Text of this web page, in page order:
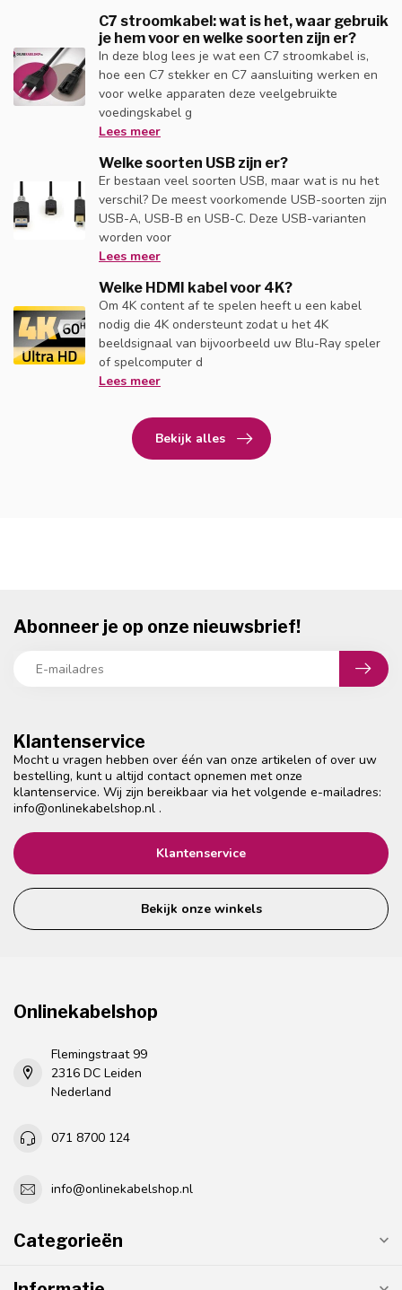
C7 stroomkabel: wat is het, waar gebruik
je hem voor en welke soorten zijn er?
In deze blog lees je wat een C7 stroomkabel is,
hoe een C7 stekker en C7 aansluiting werken en
voor welke apparaten deze veelgebruikte
voedingskabel g
Lees meer
Welke soorten USB zijn er?
Er bestaan veel soorten USB, maar wat is nu het
verschil? De meest voorkomende USB-soorten zijn
USB-A, USB-B en USB-C. Deze USB-varianten
worden voor
Lees meer
Welke HDMI kabel voor 4K?
Om 4K content af te spelen heeft u een kabel
nodig die 4K ondersteunt zodat u het 4K
beeldsignaal van bijvoorbeeld uw Blu-Ray speler
of spelcomputer d
Lees meer
Bekijk alles
Klantenservice
Mocht u vragen hebben over één van onze artikelen of over uw
bestelling, kunt u altijd contact opnemen met onze
klantenservice. Wij zijn bereikbaar via het volgende e-mailadres:
info@onlinekabelshop.nl .
Klantenservice
Bekijk onze winkels
Abonneer je op onze nieuwsbrief!
Onlinekabelshop
Flemingstraat 99
2316 DC Leiden
Nederland
071 8700 124
info@onlinekabelshop.nl
Categorieën